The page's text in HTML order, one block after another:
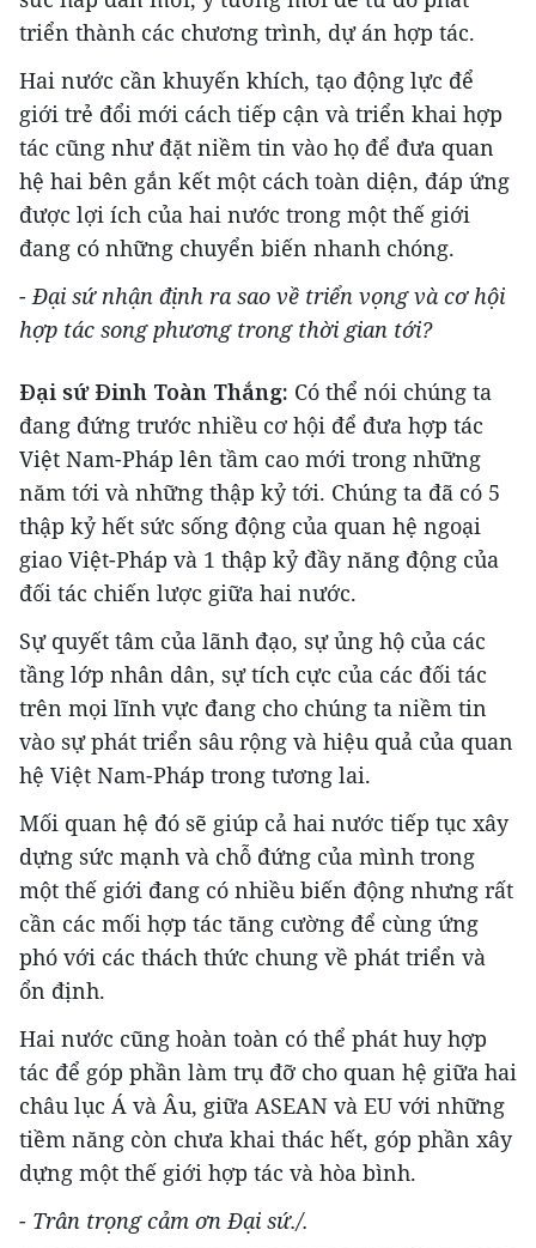
triển thành các chương trình, dự án hợp tác.
Hai nước cần khuyến khích, tạo động lực để
giới trẻ đổi mới cách tiếp cận và triển khai hợp
tác cũng như đặt niềm tin vào họ để đưa quan
hệ hai bên gắn kết một cách toàn diện, đáp ứng
được lợi ích của hai nước trong một thế giới
đang có những chuyển biến nhanh chóng.
- Đại sứ nhận định ra sao về triển vọng và cơ hội
hợp tác song phương trong thời gian tới?
Đại sứ Đinh Toàn Thắng: Có thể nói chúng ta
đang đứng trước nhiều cơ hội để đưa hợp tác
Việt Nam-Pháp lên tầm cao mới trong những
năm tới và những thập kỷ tới. Chúng ta đã có 5
thập kỷ hết sức sống động của quan hệ ngoại
giao Việt-Pháp và 1 thập kỷ đầy năng động của
đối tác chiến lược giữa hai nước.
Sự quyết tâm của lãnh đạo, sự ủng hộ của các
tầng lớp nhân dân, sự tích cực của các đối tác
trên mọi lĩnh vực đang cho chúng ta niềm tin
vào sự phát triển sâu rộng và hiệu quả của quan
hệ Việt Nam-Pháp trong tương lai.
Mối quan hệ đó sẽ giúp cả hai nước tiếp tục xây
dựng sức mạnh và chỗ đứng của mình trong
một thế giới đang có nhiều biến động nhưng rất
cần các mối hợp tác tăng cường để cùng ứng
phó với các thách thức chung về phát triển và
ổn định.
Hai nước cũng hoàn toàn có thể phát huy hợp
tác để góp phần làm trụ đỡ cho quan hệ giữa hai
châu lục Á và Âu, giữa ASEAN và EU với những
tiềm năng còn chưa khai thác hết, góp phần xây
dựng một thế giới hợp tác và hòa bình.
- Trân trọng cảm ơn Đại sứ./.